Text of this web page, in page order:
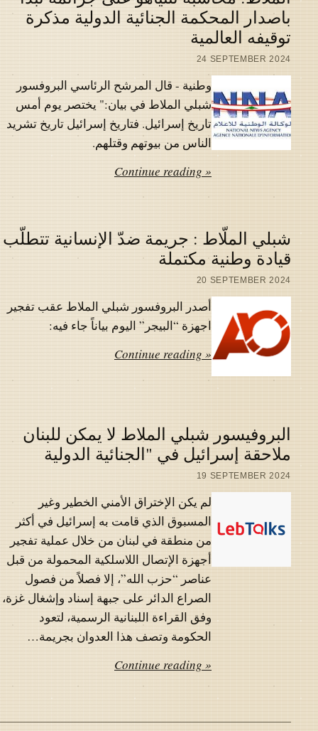
باصدار المحكمة الجنائية الدولية مذكرة
توقيفه العالمية
24 SEPTEMBER 2024
وطنية - قال المرشح الرئاسي البروفسور
شبلي الملاط في بيان:" يختصر يوم أمس
تاريخ إسرائيل. فتاريخ إسرائيل تاريخ تشريد
الناس من بيوتهم وقتلهم.
Continue reading »
شبلي الملّاط : جريمة ضدّ الإنسانية تتطلّب
قيادة وطنية مكتملة
20 SEPTEMBER 2024
أصدر البروفسور شبلي الملاط عقب تفجير
اجهزة “البيجر” اليوم بياناً جاء فيه:
Continue reading »
البروفيسور شبلي الملاط لا يمكن للبنان
ملاحقة إسرائيل في "الجنائية الدولية
19 SEPTEMBER 2024
لم يكن الإختراق الأمني الخطير وغير
المسبوق الذي قامت به إسرائيل في أكثر
من منطقة في لبنان من خلال عملية تفجير
أجهزة الإتصال اللاسلكية المحمولة من قبل
عناصر “حزب الله”، إلا فصلاً من فصول
الصراع الدائر على جبهة إسناد وإشغال غزة،
وفق القراءة اللبنانية الرسمية، لتعود
الحكومة وتصف هذا العدوان بجريمة…
Continue reading »